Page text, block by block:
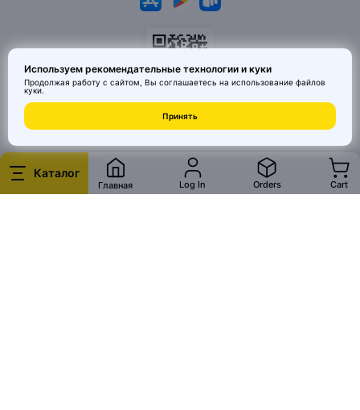
Каталог
Главная Log In Orders Cart
© 2026 MAI HE MAI. Маркетплейс дизайнерских товаров со всего
Китая по ценам заводов. Все права защищены.
Используем рекомендательные технологии и куки
Продолжая работу с сайтом, Вы соглашаетесь на использование файлов
куки.
Принять